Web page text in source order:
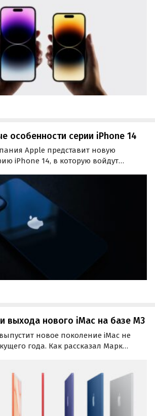
особенности серии iPhone 14
Apple представит новую
iPhone 14, в которую войдут
месяцев, источники Bloomberg уже
особенности новинок.
выхода нового iMac на базе M3
новое поколение iMac не
года. Как рассказал Марк
M3.